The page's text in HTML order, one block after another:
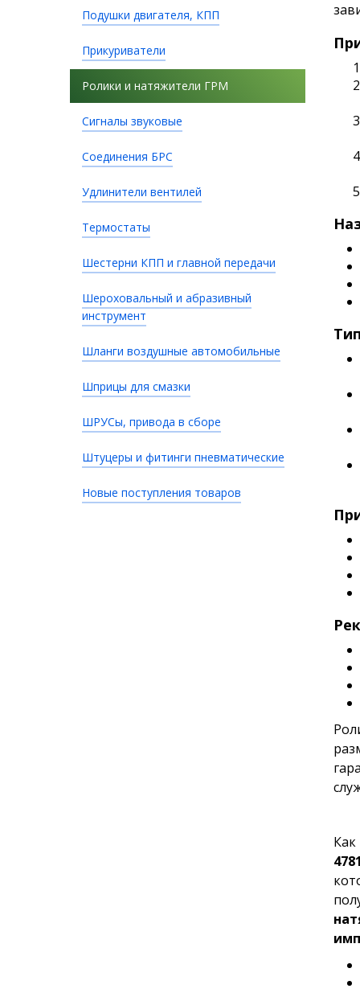
Подушки двигателя, КПП
Прикуриватели
Ролики и натяжители ГРМ
Сигналы звуковые
Соединения БРС
Удлинители вентилей
Термостаты
Шестерни КПП и главной передачи
Шероховальный и абразивный
инструмент
Шланги воздушные автомобильные
Шприцы для смазки
ШРУСы, привода в сборе
Штуцеры и фитинги пневматические
Новые поступления товаров